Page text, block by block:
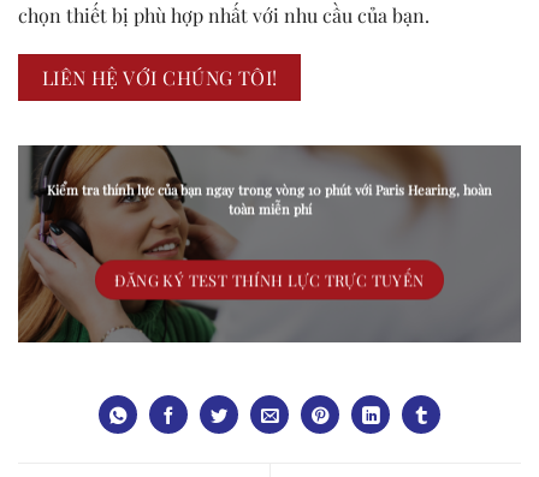
chọn thiết bị phù hợp nhất với nhu cầu của bạn.
LIÊN HỆ VỚI CHÚNG TÔI!
Kiểm tra thính lực của bạn ngay trong vòng 10 phút với Paris Hearing, hoàn
toàn miễn phí
ĐĂNG KÝ TEST THÍNH LỰC TRỰC TUYẾN